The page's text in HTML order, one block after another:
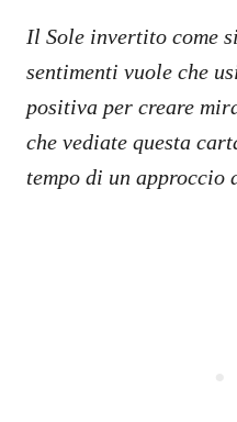
Il Sole invertito come
sentimenti vuole che
positiva per creare
che vediate questa
tempo di un approccio